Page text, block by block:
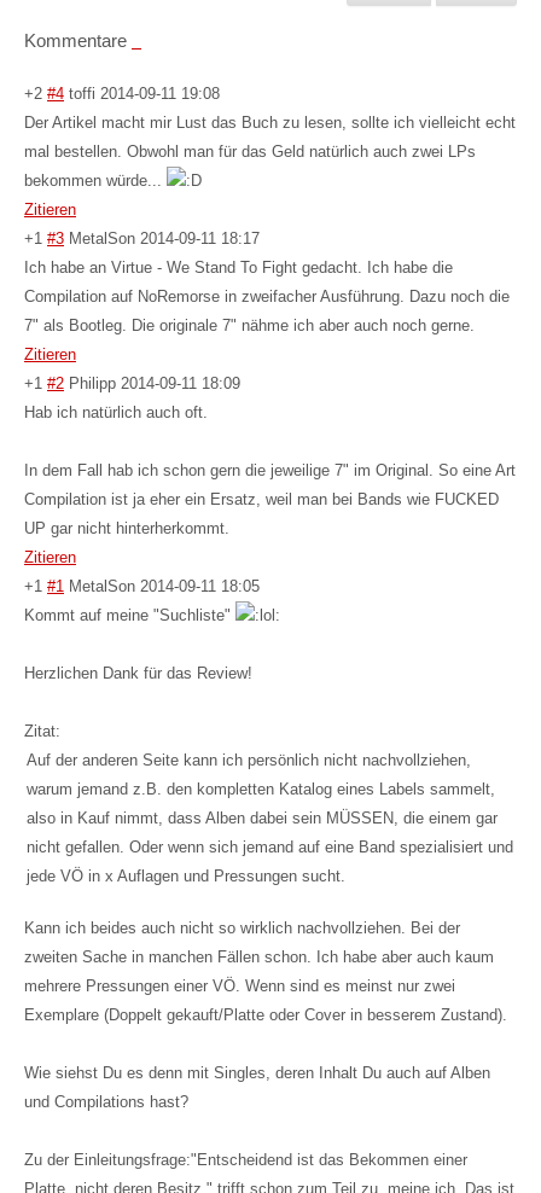
Kommentare
+2 #4 toffi 2014-09-11 19:08
Der Artikel macht mir Lust das Buch zu lesen, sollte ich vielleicht echt
mal bestellen. Obwohl man für das Geld natürlich auch zwei LPs
bekommen würde...
Zitieren
+1 #3 MetalSon 2014-09-11 18:17
Ich habe an Virtue - We Stand To Fight gedacht. Ich habe die
Compilation auf NoRemorse in zweifacher Ausführung. Dazu noch die
7" als Bootleg. Die originale 7" nähme ich aber auch noch gerne.
Zitieren
+1 #2 Philipp 2014-09-11 18:09
Hab ich natürlich auch oft.
In dem Fall hab ich schon gern die jeweilige 7" im Original. So eine Art
Compilation ist ja eher ein Ersatz, weil man bei Bands wie FUCKED
UP gar nicht hinterherkommt.
Zitieren
+1 #1 MetalSon 2014-09-11 18:05
Kommt auf meine "Suchliste"
Herzlichen Dank für das Review!
Zitat:
Auf der anderen Seite kann ich persönlich nicht nachvollziehen,
warum jemand z.B. den kompletten Katalog eines Labels sammelt,
also in Kauf nimmt, dass Alben dabei sein MÜSSEN, die einem gar
nicht gefallen. Oder wenn sich jemand auf eine Band spezialisiert und
jede VÖ in x Auflagen und Pressungen sucht.
Kann ich beides auch nicht so wirklich nachvollziehen. Bei der
zweiten Sache in manchen Fällen schon. Ich habe aber auch kaum
mehrere Pressungen einer VÖ. Wenn sind es meinst nur zwei
Exemplare (Doppelt gekauft/Platte oder Cover in besserem Zustand).
Wie siehst Du es denn mit Singles, deren Inhalt Du auch auf Alben
und Compilations hast?
Zu der Einleitungsfrage:"Entscheidend ist das Bekommen einer
Platte, nicht deren Besitz." trifft schon zum Teil zu, meine ich. Das ist